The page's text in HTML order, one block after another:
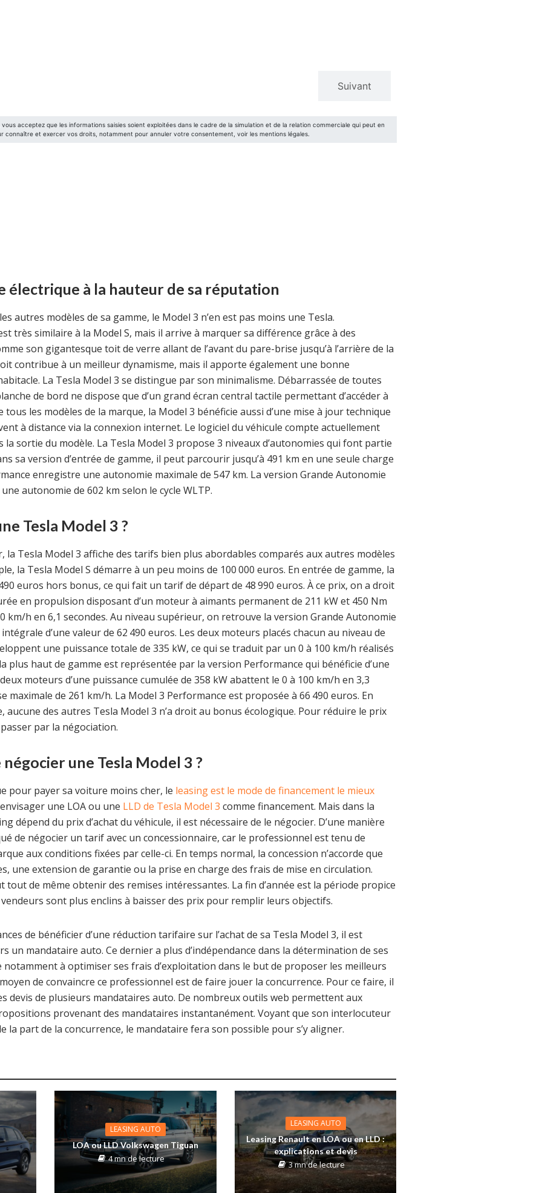
électrique à la hauteur de sa réputation
autres modèles de sa gamme, le Model 3 n’en est pas moins une Tesla.
très similaire à la Model S, mais il arrive à marquer sa différence grâce à des
son gigantesque toit de verre allant de l’avant du pare-brise jusqu’à l’arrière de la
contribue à un meilleur dynamisme, mais il apporte également une bonne
La Tesla Model 3 se distingue par son minimalisme. Débarrassée de toutes
de bord ne dispose que d’un grand écran central tactile permettant d’accéder à
les modèles de la marque, la Model 3 bénéficie aussi d’une mise à jour technique
à distance via la connexion internet. Le logiciel du véhicule compte actuellement
la sortie du modèle. La Tesla Model 3 propose 3 niveaux d’autonomies qui font partie
sa version d’entrée de gamme, il peut parcourir jusqu’à 491 km en une seule charge
enregistre une autonomie maximale de 547 km. La version Grande Autonomie
autonomie de 602 km selon le cycle WLTP.
Tesla Model 3 ?
la Tesla Model 3 affiche des tarifs bien plus abordables comparés aux autres modèles
la Tesla Model S démarre à un peu moins de 100 000 euros. En entrée de gamme, la
euros hors bonus, ce qui fait un tarif de départ de 48 990 euros. À ce prix, on a droit
en propulsion disposant d’un moteur à aimants permanent de 211 kW et 450 Nm
km/h en 6,1 secondes. Au niveau supérieur, on retrouve la version Grande Autonomie
d’une valeur de 62 490 euros. Les deux moteurs placés chacun au niveau de
une puissance totale de 335 kW, ce qui se traduit par un 0 à 100 km/h réalisés
plus haut de gamme est représentée par la version Performance qui bénéficie d’une
moteurs d’une puissance cumulée de 358 kW abattent le 0 à 100 km/h en 3,3
maximale de 261 km/h. La Model 3 Performance est proposée à 66 490 euros. En
aucune des autres Tesla Model 3 n’a droit au bonus écologique. Pour réduire le prix
par la négociation.
une Tesla Model 3 ?
pour payer sa voiture moins cher, le leasing est le mode de financement le mieux
une LOA ou une LLD de Tesla Model 3 comme financement. Mais dans la
dépend du prix d’achat du véhicule, il est nécessaire de le négocier. D’une manière
de négocier un tarif avec un concessionnaire, car le professionnel est tenu de
aux conditions fixées par celle-ci. En temps normal, la concession n’accorde que
une extension de garantie ou la prise en charge des frais de mise en circulation.
tout de même obtenir des remises intéressantes. La fin d’année est la période propice
sont plus enclins à baisser des prix pour remplir leurs objectifs.
de bénéficier d’une réduction tarifaire sur l’achat de sa Tesla Model 3, il est
un mandataire auto. Ce dernier a plus d’indépendance dans la détermination de ses
à optimiser ses frais d’exploitation dans le but de proposer les meilleurs
de convaincre ce professionnel est de faire jouer la concurrence. Pour ce faire, il
devis de plusieurs mandataires auto. De nombreux outils web permettent aux
provenant des mandataires instantanément. Voyant que son interlocuteur
la part de la concurrence, le mandataire fera son possible pour s’y aligner.
LEASING AUTO
LOA ou LLD Volkswagen Tiguan
4 mn de lecture
LEASING AUTO
Leasing Renault en LOA ou en LLD :
explications et devis
3 mn de lecture